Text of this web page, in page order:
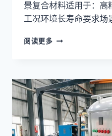
温
异
标
的
快
速
排
查
景复合材料适用于：高
工况环境长寿命要求场
阅读更多 真
机
报
废
处
理